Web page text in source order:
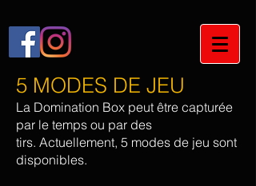
5 MODES DE JEU
La Domination Box peut être capturée
par le temps ou par des
tirs. Actuellement, 5 modes de jeu sont
disponibles.